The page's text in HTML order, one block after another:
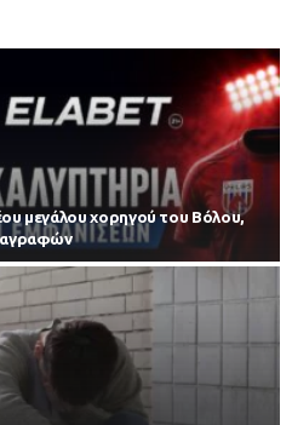
μεγάλου χορηγού του Βόλου,